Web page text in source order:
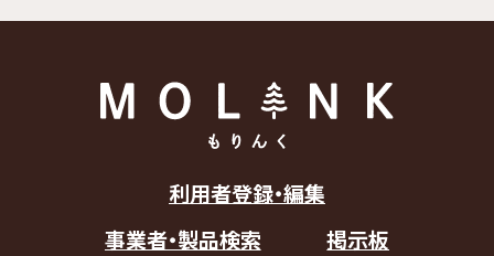
利用者登録・編集
事業者・製品検索
掲示板